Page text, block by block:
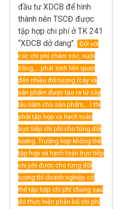
đầu tư XDCB để hình
thành nên TSCĐ được
tập hợp chi phí ở TK 241
“XDCB dở dang". Đối với
các chi phí chăm sóc, nuôi
trồng,... phát sinh liên quan
đến nhiều đối tượng (cây và
sản phẩm được tạo ra từ cây
lâu năm cho sản phẩm,...) thì
phải tập hợp và hạch toán
trực tiếp chi phí cho từng đối
tượng. Trường hợp không thể
tập hợp và hạch toán trực tiếp
chi phí được cho từng đối
tượng thì doanh nghiệp có
thể tập hợp chi phí chung sau
đó thực hiện phân bổ chi phí